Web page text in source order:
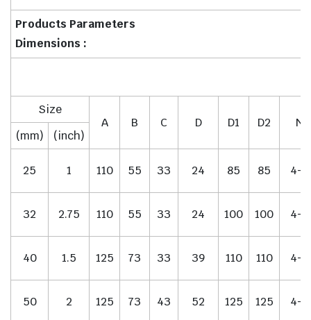
Products Parameters
Dimensions :
Size
A
B C D D1 D2
N-
(mm)
(inch)
25 1 110 55 33 24 85 85 4-
32 2.75 110 55 33 24 100 100 4-
40 1.5 125 73 33 39 110 110 4-
50 2 125 73 43 52 125 125 4-